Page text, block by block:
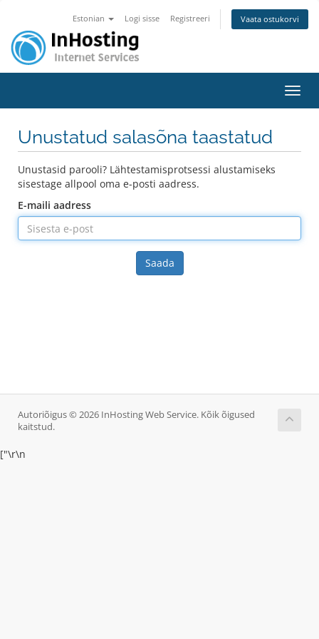
Estonian Logi sisse Registreeri Vaata ostukorvi
Unustatud salasõna taastatud
Unustasid parooli? Lähtestamisprotsessi alustamiseks
sisestage allpool oma e-posti aadress.
E-maili aadress
Saada
Autoriõigus © 2026 InHosting Web Service. Kõik õigused
kaitstud.
["\r\n